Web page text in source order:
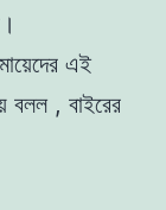
এই
বলল , বাইরের